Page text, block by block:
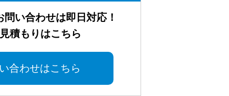
い合わせは即日対応！
積もりはこちら
合わせはこちら